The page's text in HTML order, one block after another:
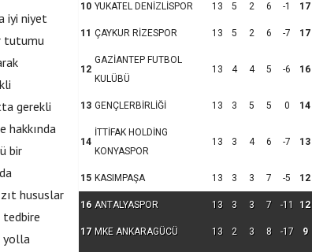
iyi niyet
tutumu
gerekli
hakkında
bir
hususlar
tedbire
yolla
10 YUKATEL DENİZLİSPOR 13 5 2 6 -1 17
11 ÇAYKUR RİZESPOR 13 5 2 6 -7 17
12
GAZİANTEP FUTBOL
KULÜBÜ
13 4 4 5 -6 16
13 GENÇLERBİRLİĞİ 13 3 5 5 0 14
14
İTTİFAK HOLDİNG
KONYASPOR
13 3 4 6 -7 13
15 KASIMPAŞA 13 3 3 7 -5 12
16 ANTALYASPOR 13 3 3 7 -11 12
17 MKE ANKARAGÜCÜ 13 2 3 8 -17 9